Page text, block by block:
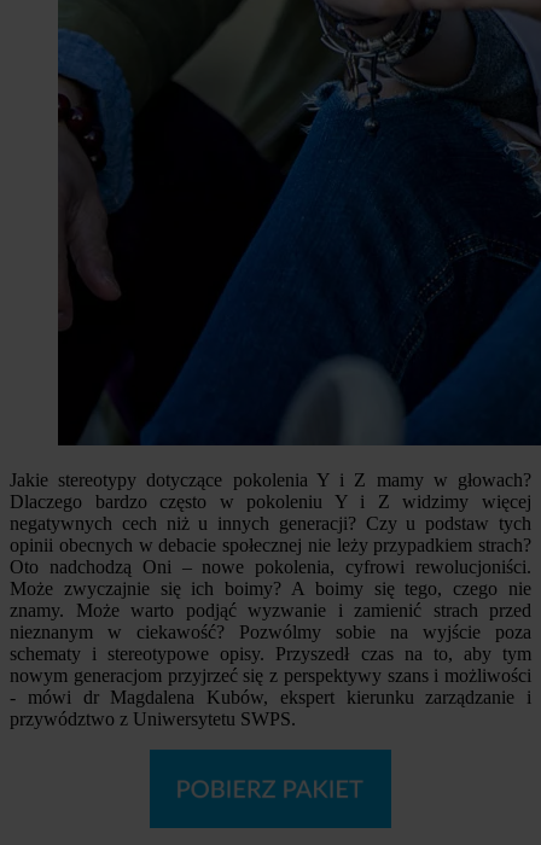
Jakie stereotypy dotyczące pokolenia Y i Z mamy w głowach?
Dlaczego bardzo często w pokoleniu Y i Z widzimy więcej
negatywnych cech niż u innych generacji? Czy u podstaw tych
opinii obecnych w debacie społecznej nie leży przypadkiem strach?
Oto nadchodzą Oni – nowe pokolenia, cyfrowi rewolucjoniści.
Może zwyczajnie się ich boimy? A boimy się tego, czego nie
znamy. Może warto podjąć wyzwanie i zamienić strach przed
nieznanym w ciekawość? Pozwólmy sobie na wyjście poza
schematy i stereotypowe opisy. Przyszedł czas na to, aby tym
nowym generacjom przyjrzeć się z perspektywy szans i możliwości
- mówi dr Magdalena Kubów, ekspert kierunku zarządzanie i
przywództwo z Uniwersytetu SWPS.